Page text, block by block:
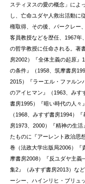
スティヌスの愛の概念」によ
し、亡命ユダヤ人救出活動に
権取得、その後、バークレー
客員教授などを歴任、1967年
の哲学教授に任命される。著
房2002）『全体主義の起原』
の条件』（1958、筑摩書房
2015）『ラーエル・ファルン
のアイヒマン』（1963、みす
書房1995）『暗い時代の人々
（1968、みすず書房1994）
房1973、2000）『精神の生
たものに『アーレント政治思
巻（法政大学出版局2006）『
摩書房2008）『反ユダヤ主
集2』（みすず書房2013）な
ーシー、ハインリヒ・ブリュ